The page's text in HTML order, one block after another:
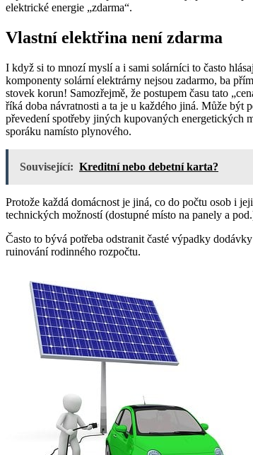
elektrické energie „zdarma“.
Vlastní elektřina není zdarma
I když si to mnozí myslí a i sami solárníci to často
komponenty solární elektrárny nejsou zadarmo, ba
stovek korun! Samozřejmě, že postupem času tato
říká doba návratnosti a ta je u každého jiná. Může být
převedení spotřeby jiných kupovaných
sporáku namísto plynového.
Související: Kreditní nebo debetní karta?
Protože každá domácnost je jiná, co do počtu osob i
technických možností (dostupné místo na panely a
Často to bývá potřeba odstranit časté výpadky
ruinování rodinného rozpočtu.